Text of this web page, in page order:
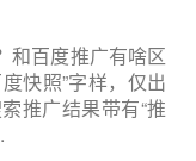
和百度推广有啥区
快照”字样，仅出
推广结果带有“推